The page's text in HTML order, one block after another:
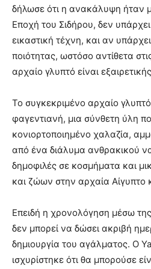
δήλωσε ότι η ανακάλυψη ήταν
Εποχή του Σιδήρου, δεν
εικαστική τέχνη, και αν
ποιότητας, ωστόσο αντίθετα
αρχαίο γλυπτό είναι
Το συγκεκριμένο αρχαίο
φαγεντιανή, μια σύνθετη ύλη
κονιορτοποιημένο χαλαζία,
από ένα διάλυμα ανθρακικού
δημοφιλές σε κοσμήματα και
και ζώων στην αρχαία Αίγυπτο
Επειδή η χρονολόγηση μέσω
δεν μπορεί να δώσει ακριβή
δημιουργία του αγάλματος. Ο
ισχυρίστηκε ότι θα μπορούσε